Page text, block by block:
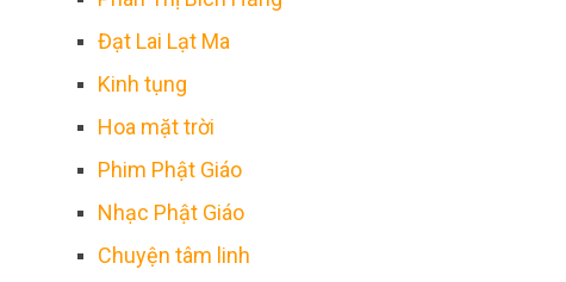
Đạt Lai Lạt Ma
Kinh tụng
Hoa mặt trời
Phim Phật Giáo
Nhạc Phật Giáo
Chuyện tâm linh